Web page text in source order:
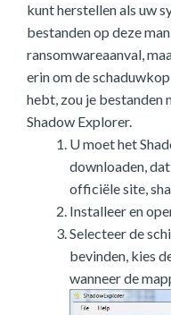
kunt herstellen als uw
bestanden op deze
ransomwareaanval,
erin om de
hebt, zou je bestanden
Shadow Explorer.
U moet het
downloaden,
officiële site,
Installeer en
Selecteer de
bevinden, kies
wanneer de